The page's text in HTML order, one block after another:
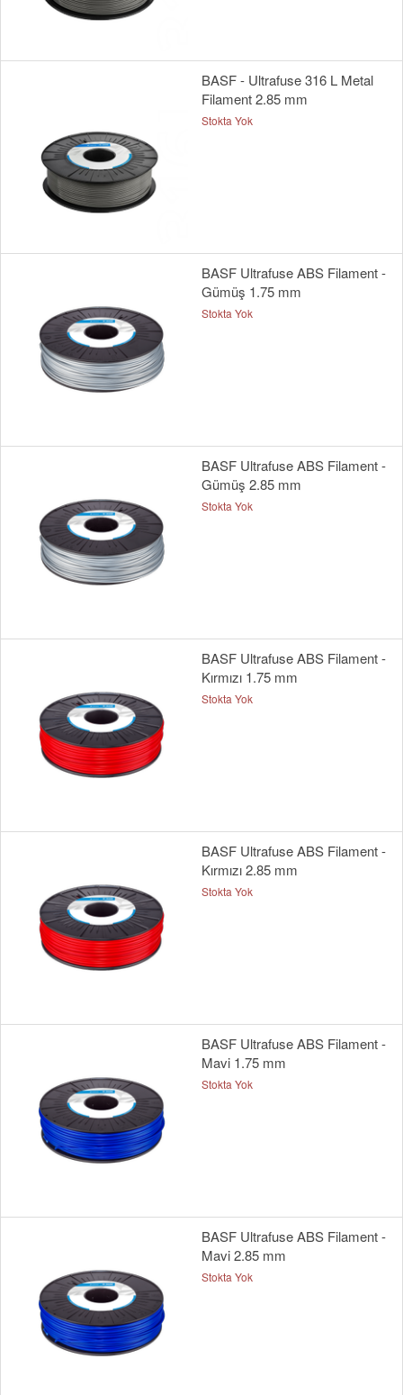
BASF - Ultrafuse 316 L Metal
Filament 2.85 mm
Stokta Yok
BASF Ultrafuse ABS Filament -
Gümüş 1.75 mm
Stokta Yok
BASF Ultrafuse ABS Filament -
Gümüş 2.85 mm
Stokta Yok
BASF Ultrafuse ABS Filament -
Kırmızı 1.75 mm
Stokta Yok
BASF Ultrafuse ABS Filament -
Kırmızı 2.85 mm
Stokta Yok
BASF Ultrafuse ABS Filament -
Mavi 1.75 mm
Stokta Yok
BASF Ultrafuse ABS Filament -
Mavi 2.85 mm
Stokta Yok